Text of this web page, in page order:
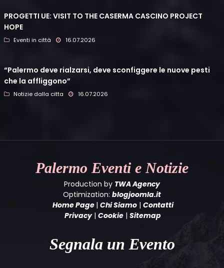
PROGETTI UE: VISIT TO THE CASERMA CASCINO PROJECT
HOPE
Eventi in città 16.07.2026
“Palermo deve rialzarsi, deve sconfiggere le nuove pesti
che la affliggono”
Notizie dalla citta 16.07.2026
Palermo Eventi e Notizie
Production by TWA Agency
Optimization: blogjoomla.it
Home Page | Chi Siamo| Contatti
Privacy| Cookie | Sitemap
Segnala un Evento